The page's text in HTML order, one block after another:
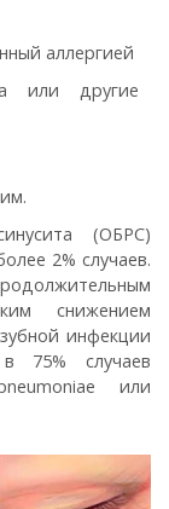
аллергией
или другие
(ОБРС)
2% случаев.
снижением
инфекции
75% случаев
или